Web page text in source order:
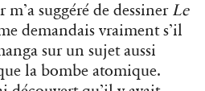
suggéré de dessiner Le
demandais vraiment s’il
sur un sujet aussi
la bombe atomique.